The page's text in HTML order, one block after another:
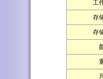
工
存
存